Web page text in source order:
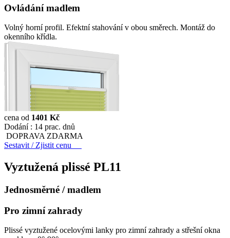
Ovládání madlem
Volný horní profil. Efektní stahování v obou směrech. Montáž do
okenního křídla.
cena od 1401 Kč
Dodání : 14 prac. dnů
DOPRAVA ZDARMA
Sestavit / Zjistit cenu
Vyztužená plissé PL11
Jednosměrné / madlem
Pro zimní zahrady
Plissé vyztužené ocelovými lanky pro zimní zahrady a střešní okna